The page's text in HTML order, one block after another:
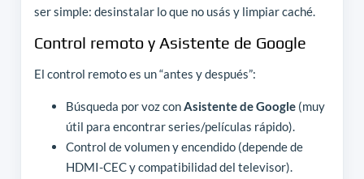
ser simple: desinstalar lo que no usás y limpiar caché.
Control remoto y Asistente de Google
El control remoto es un “antes y después”:
Búsqueda por voz conAsistente de Google (muy
útil para encontrar series/películas rápido).
Control de volumen y encendido (depende de
HDMI-CEC y compatibilidad del televisor).